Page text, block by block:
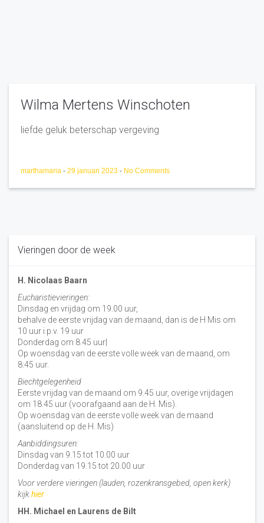
Wilma Mertens Winschoten
liefde geluk beterschap vergeving
marthamaria - 29 januari 2023 - No Comments
Vieringen door de week
H. Nicolaas Baarn
Eucharistievieringen:
Dinsdag en vrijdag om 19.00 uur,
behalve de eerste vrijdag van de maand, dan is de H Mis om
10 uur i.p.v. 19 uur
Donderdag om 8.45 uur|
Op woensdag van de eerste volle week van de maand, om
8:45 uur.
Biechtgelegenheid
Eerste vrijdag van de maand om 9.45 uur, overige vrijdagen
om 18.45 uur (voorafgaand aan de H. Mis).
Op woensdag van de eerste volle week van de maand
(aansluitend op de H. Mis)
Aanbiddingsuren:
Dinsdag van 9.15 tot 10.00 uur
Donderdag van 19.15 tot 20.00 uur
Voor verdere vieringen (lauden, rozenkransgebed, open kerk)
kijkhier
HH. Michael en Laurens de Bilt